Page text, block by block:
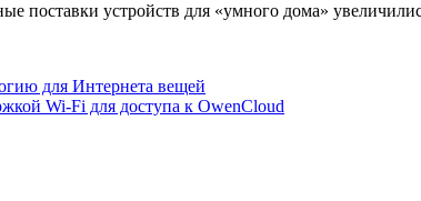
поставки устройств для «умного дома»
для Интернета вещей
Wi-Fi для доступа к OwenCloud